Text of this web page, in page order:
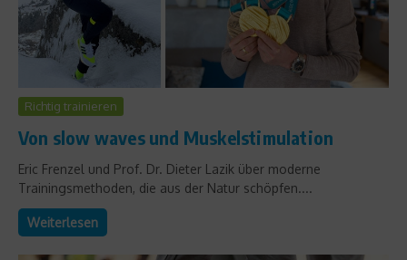
Richtig trainieren
Von slow waves und Muskelstimulation
Eric Frenzel und Prof. Dr. Dieter Lazik über moderne
Trainingsmethoden, die aus der Natur schöpfen....
Weiterlesen